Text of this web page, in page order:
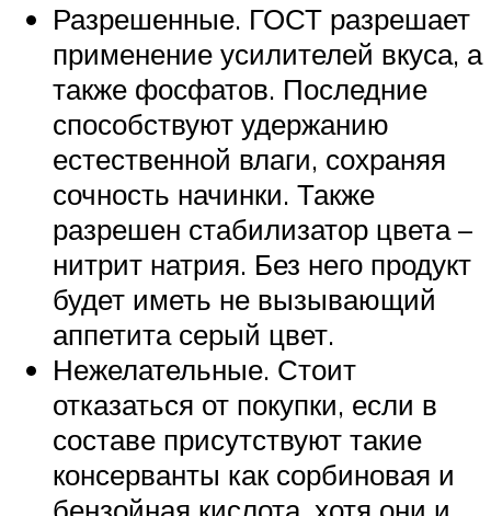
Разрешенные. ГОСТ разрешает
применение усилителей вкуса, а
также фосфатов. Последние
способствуют удержанию
естественной влаги, сохраняя
сочность начинки. Также
разрешен стабилизатор цвета –
нитрит натрия. Без него продукт
будет иметь не вызывающий
аппетита серый цвет.
Нежелательные. Стоит
отказаться от покупки, если в
составе присутствуют такие
консерванты как сорбиновая и